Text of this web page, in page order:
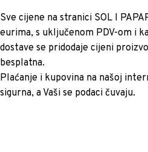
Sve cijene na stranici SOL I
eurima, s uključenom PDV-om i
dostave se pridodaje cijeni
besplatna.
Plaćanje i kupovina na našoj
sigurna, a Vaši se podaci čuvaju.